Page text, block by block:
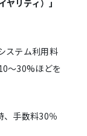
ヤリティ）」
ステム利用料
〜30%ほどを
、手数料30％